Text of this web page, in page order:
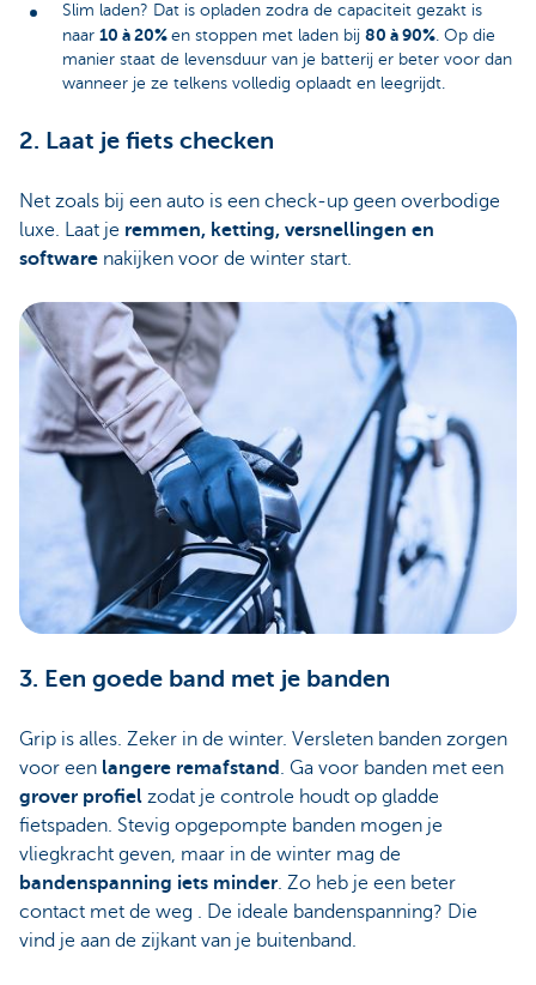
Slim laden? Dat is opladen zodra de capaciteit gezakt is
naar 10 à 20% en stoppen met laden bij 80 à 90%. Op die
manier staat de levensduur van je batterij er beter voor dan
wanneer je ze telkens volledig oplaadt en leegrijdt.
2. Laat je fiets checken
Net zoals bij een auto is een check-up geen overbodige
luxe. Laat je remmen, ketting, versnellingen en
software nakijken voor de winter start.
3. Een goede band met je banden
Grip is alles. Zeker in de winter. Versleten banden zorgen
voor een langere remafstand . Ga voor banden met een
grover profiel zodat je controle houdt op gladde
fietspaden. Stevig opgepompte banden mogen je
vliegkracht geven, maar in de winter mag de
bandenspanning iets minder. Zo heb je een beter
contact met de weg . De ideale bandenspanning? Die
vind je aan de zijkant van je buitenband.